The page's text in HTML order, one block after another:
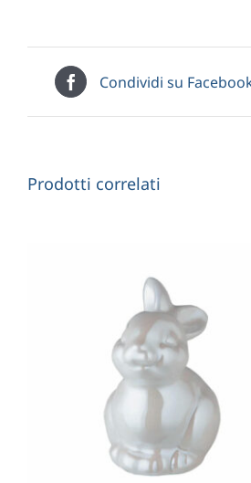
Condividi su
Prodotti correlati